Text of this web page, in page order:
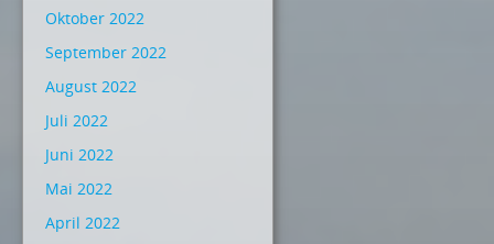
Oktober 2022
September 2022
August 2022
Juli 2022
Juni 2022
Mai 2022
April 2022